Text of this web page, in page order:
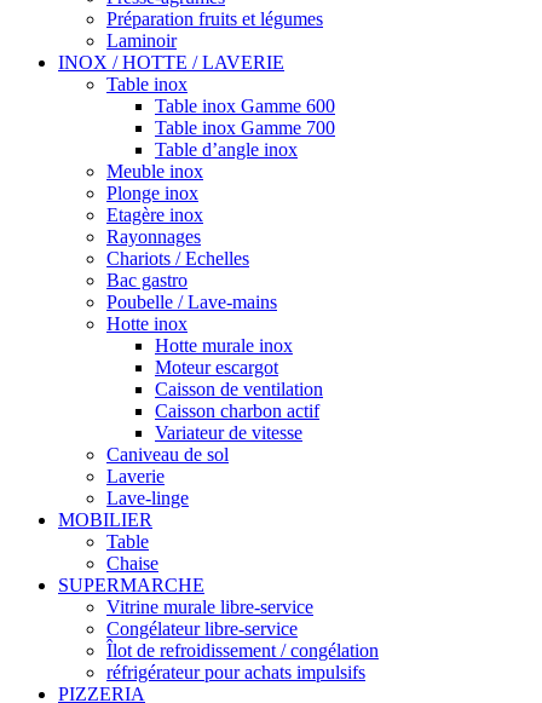
Préparation fruits et légumes
Laminoir
INOX / HOTTE / LAVERIE
Table inox
Table inox Gamme 600
Table inox Gamme 700
Table d’angle inox
Meuble inox
Plonge inox
Etagère inox
Rayonnages
Chariots / Echelles
Bac gastro
Poubelle / Lave-mains
Hotte inox
Hotte murale inox
Moteur escargot
Caisson de ventilation
Caisson charbon actif
Variateur de vitesse
Caniveau de sol
Laverie
Lave-linge
MOBILIER
Table
Chaise
SUPERMARCHE
Vitrine murale libre-service
Congélateur libre-service
Îlot de refroidissement / congélation
réfrigérateur pour achats impulsifs
PIZZERIA